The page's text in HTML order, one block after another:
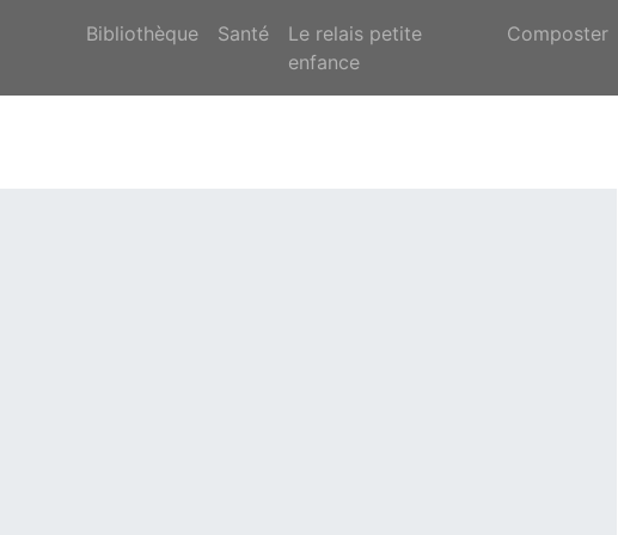
Bibliothèque Santé
Le relais petite
enfance
Composter